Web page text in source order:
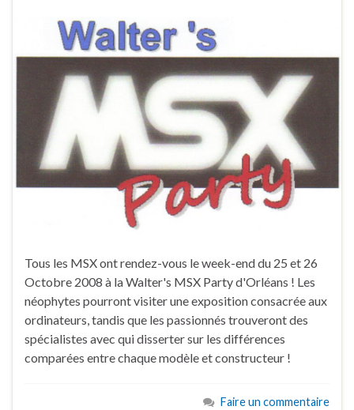
Tous les MSX ont rendez-vous le week-end du 25 et 26
Octobre 2008 à la Walter's MSX Party d'Orléans ! Les
néophytes pourront visiter une exposition consacrée aux
ordinateurs, tandis que les passionnés trouveront des
spécialistes avec qui disserter sur les différences
comparées entre chaque modèle et constructeur !
Faire un commentaire